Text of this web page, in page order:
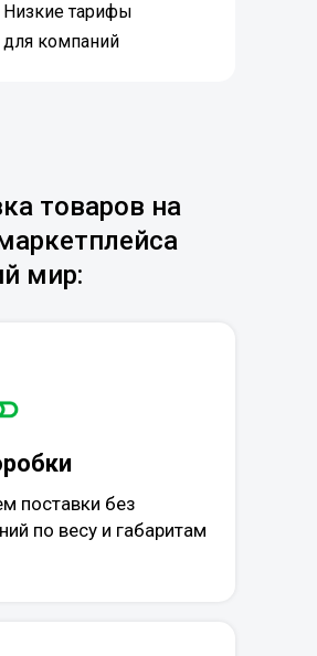
Низкие тарифы
для компаний
товаров на
мир:
поставки без
по весу и габаритам